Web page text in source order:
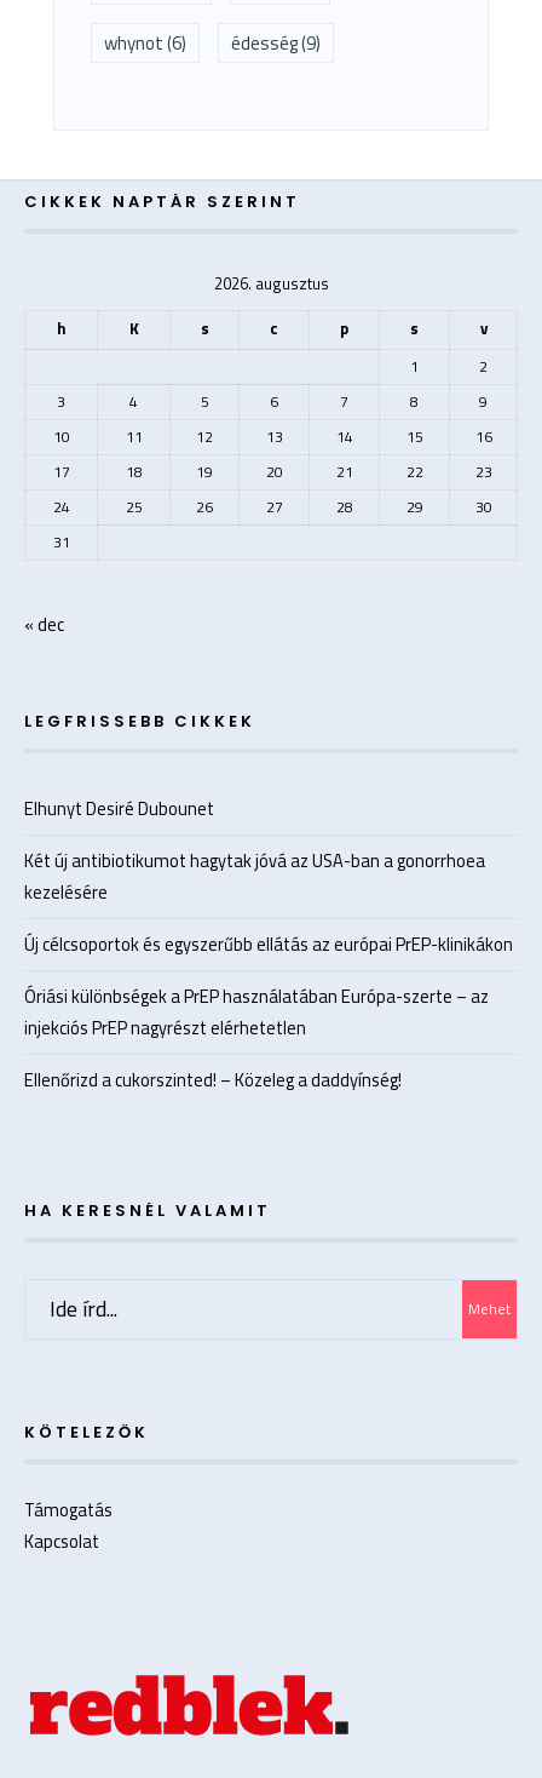
whynot(6) édesség(9)
CIKKEK NAPTÁR SZERINT
2026. augusztus
h
K s c p s v
1
2
3
4 5 6 7 8
9
10
11 12 13 14 15
16
17
18 19 20 21 22
23
24
25 26 27 28 29
30
31
« dec
LEGFRISSEBB CIKKEK
Elhunyt Desiré Dubounet
Két új antibiotikumot hagytak jóvá az USA-ban a gonorrhoea
kezelésére
Új célcsoportok és egyszerűbb ellátás az európai PrEP-klinikákon
Óriási különbségek a PrEP használatában Európa-szerte – az
injekciós PrEP nagyrészt elérhetetlen
Ellenőrizd a cukorszinted! – Közeleg a daddyínség!
HA KERESNÉL VALAMIT
Mehet
KÖTELEZŐK
Támogatás
Kapcsolat